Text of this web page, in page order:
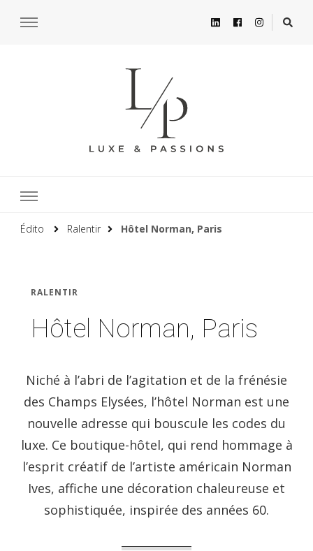
Édito Ralentir Hôtel Norman, Paris
RALENTIR
Hôtel Norman, Paris
Niché à l’abri de l’agitation et de la frénésie
des Champs Elysées, l’hôtel Norman est une
nouvelle adresse qui bouscule les codes du
luxe. Ce boutique-hôtel, qui rend hommage à
l’esprit créatif de l’artiste américain Norman
Ives, affiche une décoration chaleureuse et
sophistiquée, inspirée des années 60.